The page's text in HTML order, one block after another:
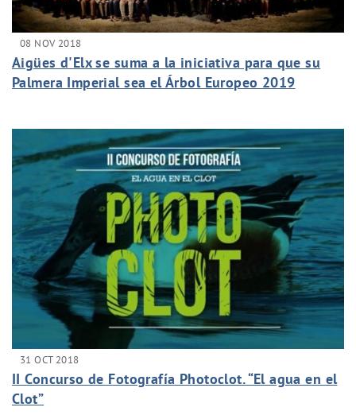
08 NOV 2018
Aigües d'Elx se suma a la iniciativa para que su
Palmera Imperial sea el Árbol Europeo 2019
31 OCT 2018
II Concurso de Fotografía Photoclot. “El agua en el
Clot”